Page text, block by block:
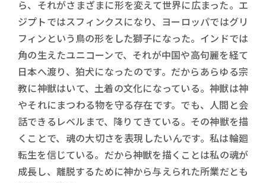
ら、それがさまざまに形を変えて世界に広まった。エ
ジプトではスフィンクスになり、ヨーロッパではグリ
フィンという鳥の形をした獅子になった。インドでは
角の生えたユニコーンで、それが中国や高句麗を経て
日本へ渡り、狛犬になったのです。だからあらゆる宗
教に神獣はいて、土着の文化になっている。神獣は神
やそれにまつわる物を守る存在です。でも、人間と会
話できるレベルまで、降りてきている。その神獣を描
くことで、魂の大切さを表現したいんです。私は輪廻
転生を信じている。だから神獣を描くことは私の魂が
成長し、離脱するために神から与えられた所業だとも